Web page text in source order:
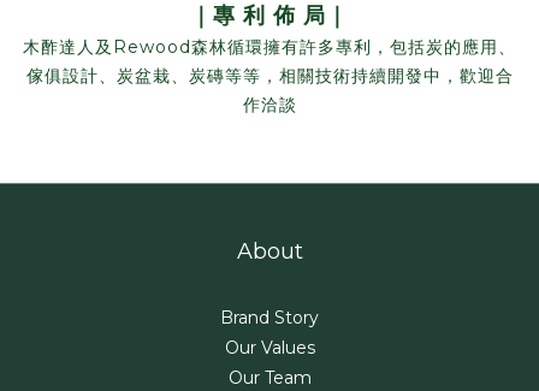
｜專 利 佈 局｜
木酢達人及Rewood森林循環擁有許多專利，包括炭的應用、
傢俱設計、炭盆栽、炭磚等等，相關技術持續開發中，歡迎合
作洽談
About
Brand Story
Our Values
Our Team